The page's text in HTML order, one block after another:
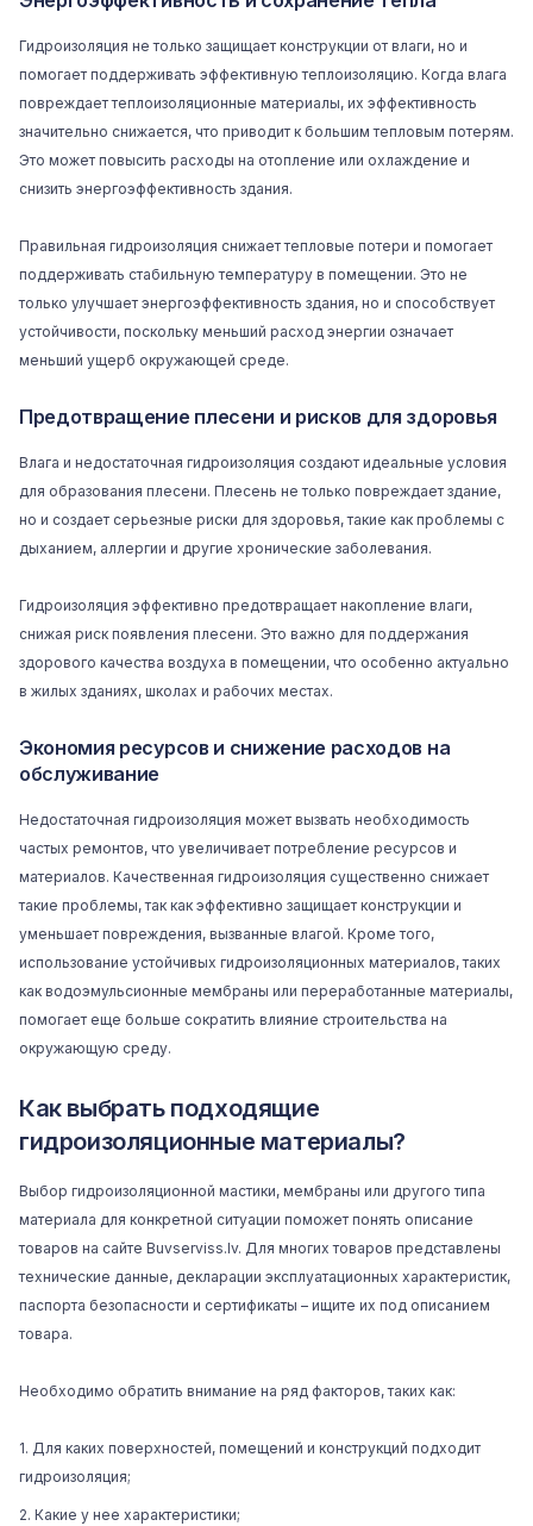
Гидроизоляция не только защищает конструкции от влаги, но и
помогает поддерживать эффективную теплоизоляцию. Когда влага
повреждает теплоизоляционные материалы, их эффективность
значительно снижается, что приводит к большим тепловым потерям.
Это может повысить расходы на отопление или охлаждение и
снизить энергоэффективность здания.
Правильная гидроизоляция снижает тепловые потери и помогает
поддерживать стабильную температуру в помещении. Это не
только улучшает энергоэффективность здания, но и способствует
устойчивости, поскольку меньший расход энергии означает
меньший ущерб окружающей среде.
Предотвращение плесени и рисков для здоровья
Влага и недостаточная гидроизоляция создают идеальные условия
для образования плесени. Плесень не только повреждает здание,
но и создает серьезные риски для здоровья, такие как проблемы с
дыханием, аллергии и другие хронические заболевания.
Гидроизоляция эффективно предотвращает накопление влаги,
снижая риск появления плесени. Это важно для поддержания
здорового качества воздуха в помещении, что особенно актуально
в жилых зданиях, школах и рабочих местах.
Экономия ресурсов и снижение расходов на
обслуживание
Недостаточная гидроизоляция может вызвать необходимость
частых ремонтов, что увеличивает потребление ресурсов и
материалов. Качественная гидроизоляция существенно снижает
такие проблемы, так как эффективно защищает конструкции и
уменьшает повреждения, вызванные влагой. Кроме того,
использование устойчивых гидроизоляционных материалов, таких
как водоэмульсионные мембраны или переработанные материалы,
помогает еще больше сократить влияние строительства на
окружающую среду.
Как выбрать подходящие
гидроизоляционные материалы?
Выбор гидроизоляционной мастики, мембраны или другого типа
материала для конкретной ситуации поможет понять описание
товаров на сайте Buvserviss.lv. Для многих товаров представлены
технические данные, декларации эксплуатационных характеристик,
паспорта безопасности и сертификаты – ищите их под описанием
товара.
Необходимо обратить внимание на ряд факторов, таких как:
Для каких поверхностей, помещений и конструкций подходит
гидроизоляция;
Какие у нее характеристики;